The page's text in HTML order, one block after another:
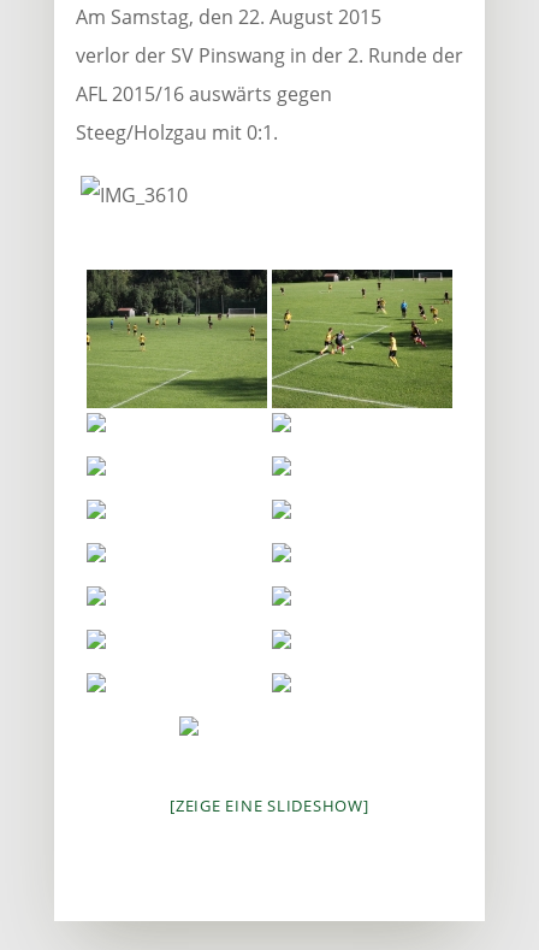
Am Samstag, den 22. August 2015
verlor der SV Pinswang in der 2. Runde der
AFL 2015/16 auswärts gegen
Steeg/Holzgau mit 0:1.
[ZEIGE EINE SLIDESHOW]